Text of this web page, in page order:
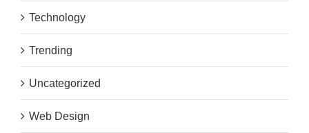
Technology
Trending
Uncategorized
Web Design